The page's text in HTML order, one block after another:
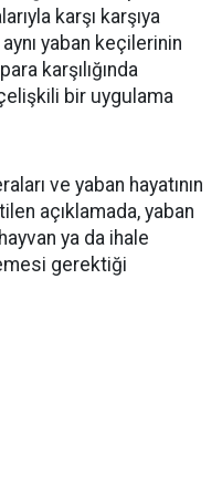
karşı karşıya
aynı yaban keçilerinin
karşılığında
bir uygulama
ve yaban hayatının
açıklamada, yaban
ya da ihale
gerektiği